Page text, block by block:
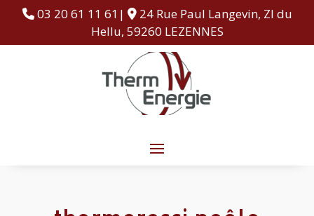
03 20 61 11 61|
24 Rue Paul Langevin, ZI du
Hellu, 59260 LEZENNES